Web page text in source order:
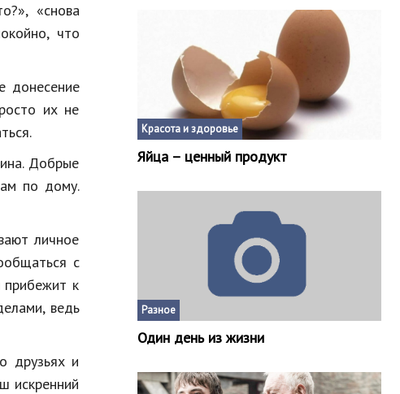
«снова
что
донесение
их не
Добрые
по дому.
личное
с
прибежит к
ведь
друзьях и
искренний
Красота и здоровье
Яйца – ценный продукт
Разное
Один день из жизни